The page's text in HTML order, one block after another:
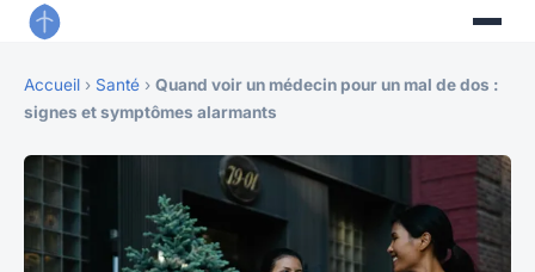
Accueil › Santé › Quand voir un médecin pour un mal de dos :
signes et symptômes alarmants